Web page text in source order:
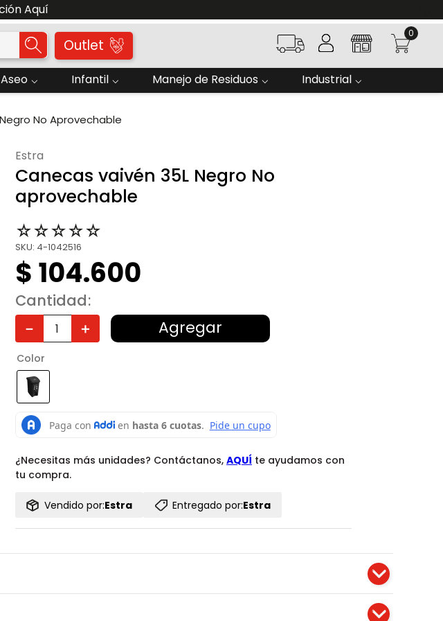
a $300.000. Aplican TYC
Outlet
0
Infantil Manejo de Residuos Industrial
No Aprovechable
estra
Canecas vaivén 35L Negro No
aprovechable
☆☆☆☆☆
SKU: 4-1042516
$ 104.600
Cantidad
＋
－ Agregar
Color
¿Necesitas más unidades? Contáctanos, AQUÍ te ayudamos con
tu compra.
Vendido por:Estra Entregado por:Estra